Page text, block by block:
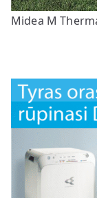
Midea M